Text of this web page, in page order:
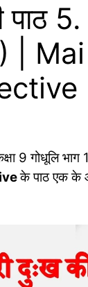
पाठ
|
9 गोधूलि भाग
के पाठ एक के